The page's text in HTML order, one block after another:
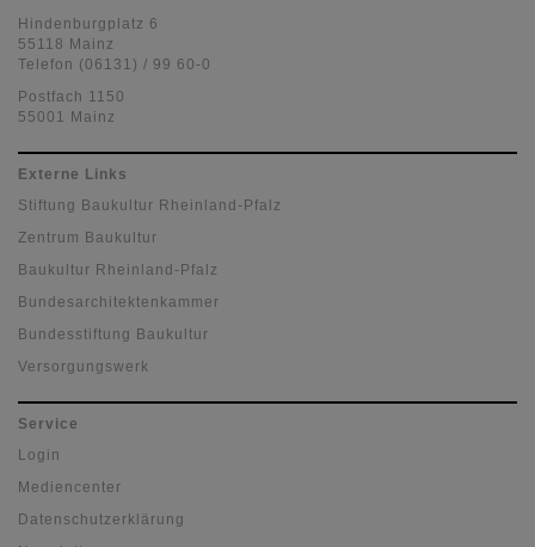
Hindenburgplatz 6
55118 Mainz
Telefon (06131) / 99 60-0
Postfach 1150
55001 Mainz
Externe Links
Stiftung Baukultur Rheinland-Pfalz
Zentrum Baukultur
Baukultur Rheinland-Pfalz
Bundesarchitektenkammer
Bundesstiftung Baukultur
Versorgungswerk
Service
Login
Mediencenter
Datenschutzerklärung